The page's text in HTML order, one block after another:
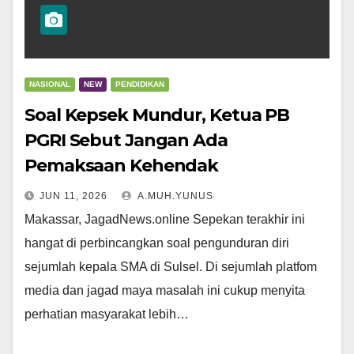
NASIONAL NEW PENDIDIKAN
Soal Kepsek Mundur, Ketua PB
PGRI Sebut Jangan Ada
Pemaksaan Kehendak
JUN 11, 2026 A.MUH.YUNUS
Makassar, JagadNews.online Sepekan terakhir ini
hangat di perbincangkan soal pengunduran diri
sejumlah kepala SMA di Sulsel. Di sejumlah platfom
media dan jagad maya masalah ini cukup menyita
perhatian masyarakat lebih…